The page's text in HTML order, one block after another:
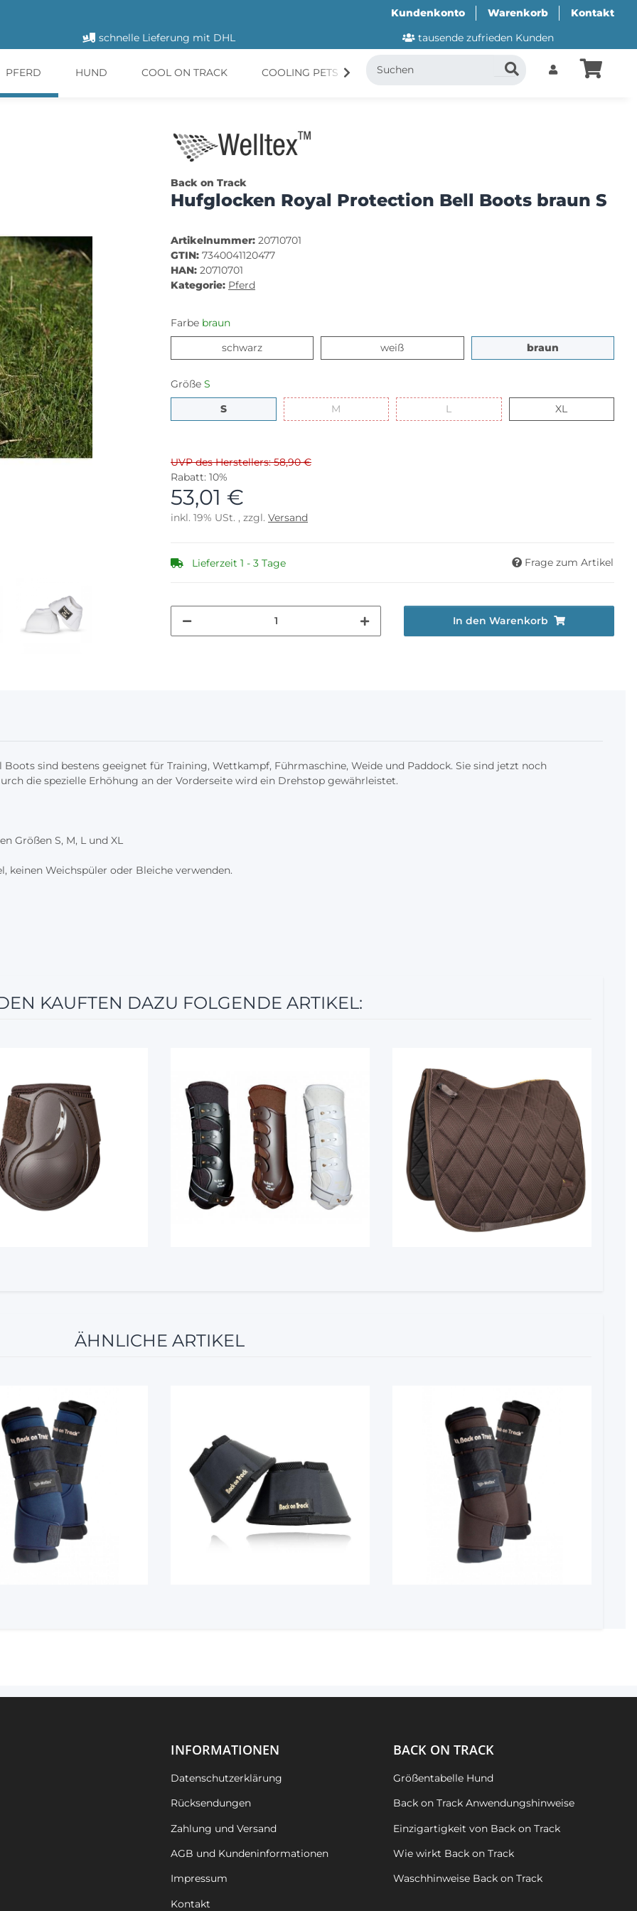
Kundenkonto Warenkorb
Kontakt
schnelle Lieferung mit DHL
tausende zufrieden Kunden
PFERD HUND COOL ON TRACK COOLING PETS CANI.COOL SUITICAL
Back on Track
Hufglocken Royal Protection Bell Boots braun S
Artikelnummer: 20710701
GTIN: 7340041120477
HAN: 20710701
Kategorie: Pferd
Farbe braun
schwarzschwarz weißweiß braunbraun
Größe S
SS M L XL
UVP des Herstellers: 58,90 €
Rabatt: 10%
53,01 €
inkl. 19% USt. , zzgl. Versand
Lieferzeit 1 - 3 Tage Frage zum Artikel
In den Warenkorb
sind bestens geeignet für Training, Wettkampf, Führmaschine, Weide und Paddock. Sie sind jetzt noch
die spezielle Erhöhung an der Vorderseite wird ein Drehstop gewährleistet.
Größen S, M, L und XL
Weichspüler oder Bleiche verwenden.
KAUFTEN DAZU FOLGENDE ARTIKEL:
ÄHNLICHE ARTIKEL
INFORMATIONEN
Datenschutzerklärung
Rücksendungen
Zahlung und Versand
AGB und Kundeninformationen
Impressum
Kontakt
BACK ON TRACK
Größentabelle Hund
Back on Track Anwendungshinweise
Einzigartigkeit von Back on Track
Wie wirkt Back on Track
Waschhinweise Back on Track